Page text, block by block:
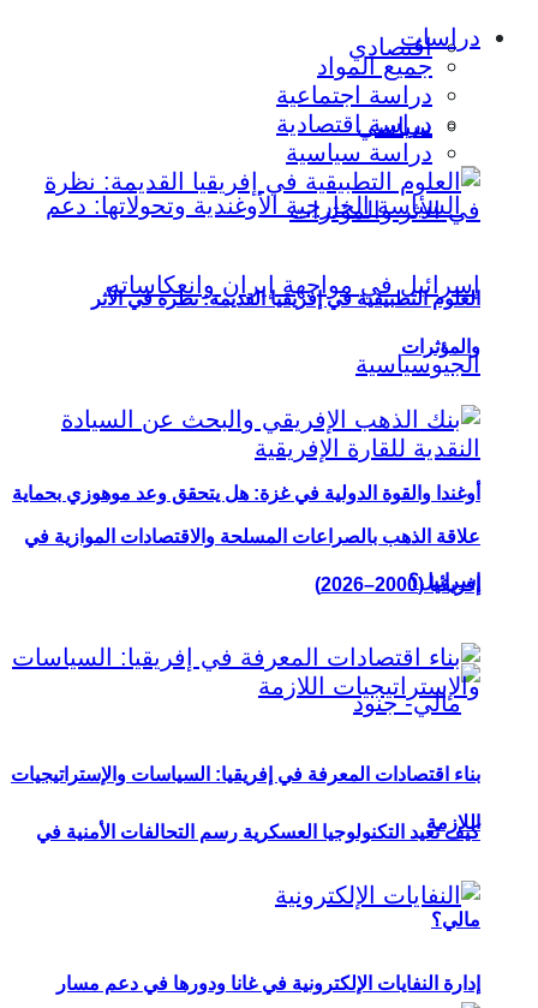
اقتصادي
سياسي
أوغندا والقوة الدولية في غزة: هل يتحقق وعد موهوزي بحماية
إسرائيل؟
كيف تعيد التكنولوجيا العسكرية رسم التحالفات الأمنية في
مالي؟
دراسات
جميع المواد
دراسة اجتماعية
دراسة اقتصادية
دراسة سياسية
العلوم التطبيقية في إفريقيا القديمة: نظرة في الأثر
والمؤثرات
علاقة الذهب بالصراعات المسلحة والاقتصادات الموازية في
إفريقيا (2000–2026)
بناء اقتصادات المعرفة في إفريقيا: السياسات والإستراتيجيات
اللازمة
إدارة النفايات الإلكترونية في غانا ودورها في دعم مسار